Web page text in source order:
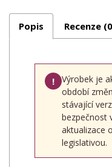
Popis Recenze
!
Výrobek je
období
stávající
bezpečnost
aktualizace
legislativou.